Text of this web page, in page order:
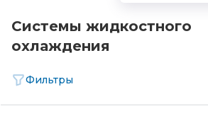
Системы жидкостного
охлаждения
Фильтры